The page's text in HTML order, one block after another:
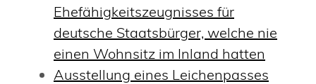
Ehefähigkeitszeugnisses für
deutsche Staatsbürger, welche nie
einen Wohnsitz im Inland hatten
Ausstellung eines Leichenpasses